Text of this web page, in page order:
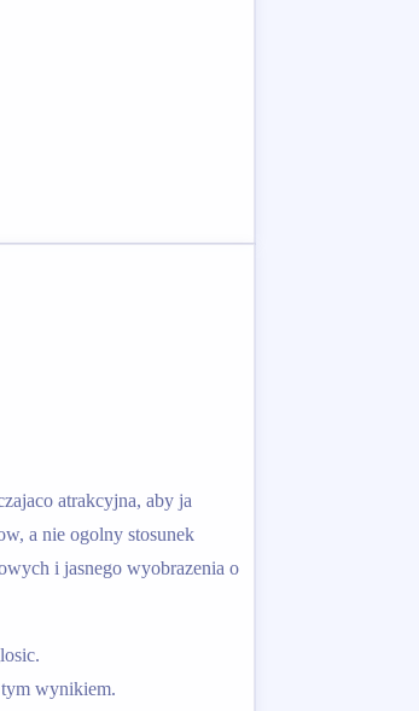
atrakcyjna, aby ja
a nie ogolny stosunek
i jasnego wyobrazenia o
tym wynikiem.